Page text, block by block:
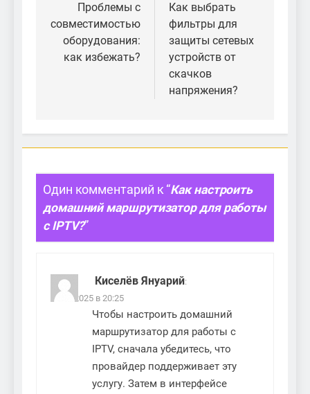
записям
Проблемы с
совместимостью
оборудования:
как избежать?
Как выбрать
фильтры для
защиты сетевых
устройств от
скачков
напряжения?
Один комментарий к “Как настроить
домашний маршрутизатор для работы
с IPTV?”
Киселёв Януарий:
26.06.2025 в 20:25
Чтобы настроить домашний
маршрутизатор для работы с
IPTV, сначала убедитесь, что
провайдер поддерживает эту
услугу. Затем в интерфейсе